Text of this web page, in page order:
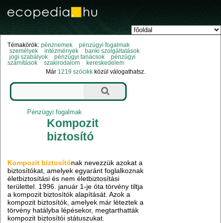
Témakörök: pénznemek
pénzügyi fogalmak
személyek
intézmények
banki szolgáltatások
jogi szabályok
pénzügyi tanácsok
pénzügyi
számítások
szakirodalom
kereskedelem
Már 1219 szócikk közül válogathatsz.
Pénzügyi fogalmak
Kompozit
biztosító
Kompozit biztosítónak nevezzük azokat a
biztosítókat, amelyek egyaránt foglalkoznak
életbiztosítási és nem életbiztosítási
területtel. 1996. január 1-je óta törvény tiltja
a kompozit biztosítók alapítását. Azok a
kompozit biztosítók, amelyek már léteztek a
törvény hatályba lépésekor, megtarthatták
kompozit biztosítói státuszukat.